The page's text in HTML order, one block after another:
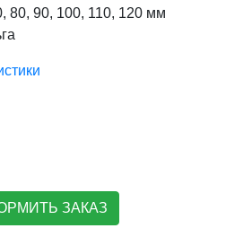
80, 90, 100, 110, 120 мм
ЗАКАЗ